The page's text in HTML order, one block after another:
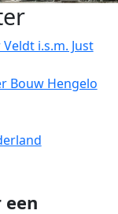
i.s.m. Just
Bouw Hengelo